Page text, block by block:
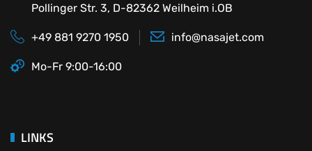
Pollinger Str. 3, D-82362 Weilheim i.OB
+49 881 9270 1950 info@nasajet.com
Mo-Fr 9:00-16:00
LINKS